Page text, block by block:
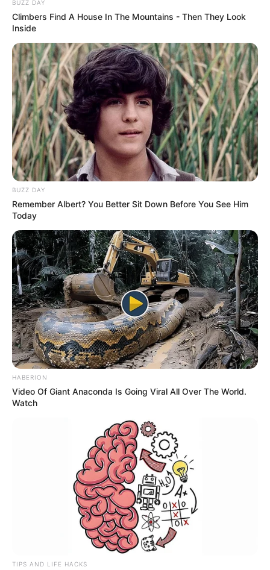
FINAL das inscrições do Mais
Sem salário de dezembro e
13º: Agentes de Saúde
ameaçam fazer Greve
FAÇA O SEU COMENTÁRIO AQUI!
FALE CONOSCO
Nome
E-mail*
Mensagem
BUSCAR
DESTAQUES
FACEBOOK
DESTAQUES DA SEMANA
Motos e bicicletas para ACS e ACE: veja o
passo a passo para conseguir o benefício.
Agente de Saúde é indiciada por falsificar
visitas que nunca aconteceram.
BUZZ DAY
Climbers Find A House In The Mountains - Then They Look
Inside
BUZZ DAY
Remember Albert? You Better Sit Down Before You See Him
Today
HABERION
Video Of Giant Anaconda Is Going Viral All Over The World.
Watch
TIPS AND LIFE HACKS